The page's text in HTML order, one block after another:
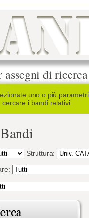
assegni di ricerca
uno o più parametri
cercare i bandi relativi
Struttura: